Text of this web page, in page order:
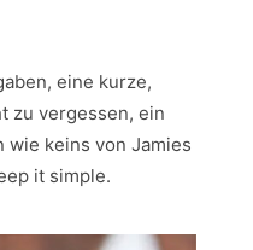
eine kurze,
zu vergessen, ein
wie keins von Jamies
it simple.